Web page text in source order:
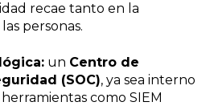
recae tanto en la
personas.
un Centro de
(SOC), ya sea interno
como SIEM